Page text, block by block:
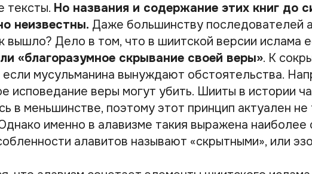
тексты. Но названия и содержание этих книг до
неизвестны. Даже большинству последователей
вышло? Дело в том, что в шиитской версии ислама
«благоразумное скрывание своей веры». К
если мусульманина вынуждают обстоятельства.
исповедание веры могут убить. Шииты в истории
в меньшинстве, поэтому этот принцип актуален не
именно в алавизме такия выражена наиболее
алавитов называют «скрытными», или